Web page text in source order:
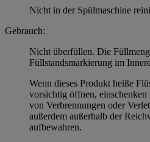
Nicht in der Spülmaschine
Gebrauch:
Nicht überfüllen. Die
Füllstandsmarkierung im
Wenn dieses Produkt heiße
vorsichtig öffnen,
von Verbrennungen oder
außerdem außerhalb der
aufbewahren.